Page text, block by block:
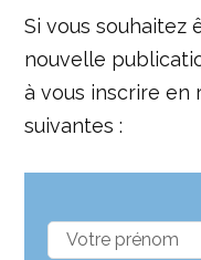
Si vous souhaitez
nouvelle
à vous inscrire en
suivantes :